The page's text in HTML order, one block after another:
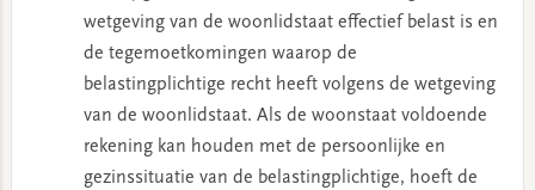
wetgeving van de woonlidstaat effectief belast is en
de tegemoetkomingen waarop de
belastingplichtige recht heeft volgens de wetgeving
van de woonlidstaat. Als de woonstaat voldoende
rekening kan houden met de persoonlijke en
gezinssituatie van de belastingplichtige, hoeft de